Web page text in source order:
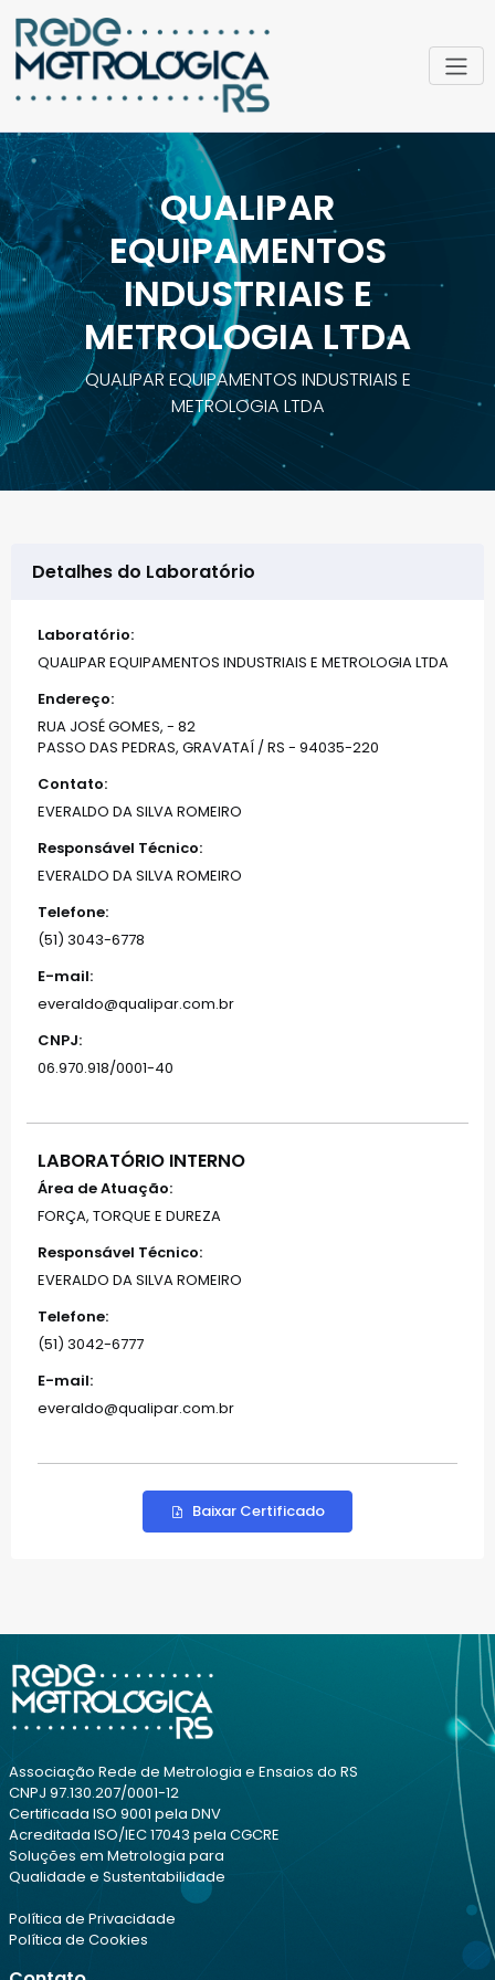
QUALIPAR
EQUIPAMENTOS
INDUSTRIAIS E
METROLOGIA LTDA
QUALIPAR EQUIPAMENTOS INDUSTRIAIS E
METROLOGIA LTDA
Detalhes do Laboratório
Laboratório:
QUALIPAR EQUIPAMENTOS INDUSTRIAIS E METROLOGIA LTDA
Endereço:
RUA JOSÉ GOMES, - 82
PASSO DAS PEDRAS, GRAVATAÍ / RS - 94035-220
Contato:
EVERALDO DA SILVA ROMEIRO
Responsável Técnico:
EVERALDO DA SILVA ROMEIRO
Telefone:
(51) 3043-6778
E-mail:
everaldo@qualipar.com.br
CNPJ:
06.970.918/0001-40
LABORATÓRIO INTERNO
Área de Atuação:
FORÇA, TORQUE E DUREZA
Responsável Técnico:
EVERALDO DA SILVA ROMEIRO
Telefone:
(51) 3042-6777
E-mail:
everaldo@qualipar.com.br
Baixar Certificado
Associação Rede de Metrologia e Ensaios do RS
CNPJ 97.130.207/0001-12
Certificada ISO 9001 pela DNV
Acreditada ISO/IEC 17043 pela CGCRE
Soluções em Metrologia para
Qualidade e Sustentabilidade
Política de Privacidade
Política de Cookies